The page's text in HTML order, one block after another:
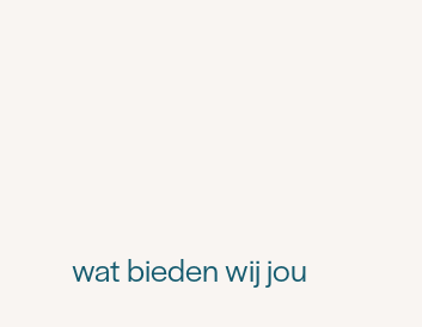
wat bieden wij jou